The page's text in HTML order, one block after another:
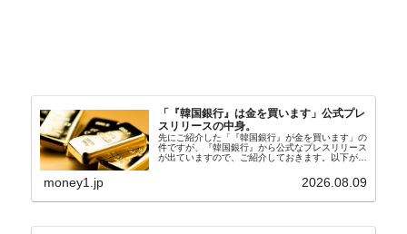
「『韓国銀行』は金を買います」公式プレ
スリリースの中身。
先にご紹介した「『韓国銀行』が金を買います」の
件ですが、『韓国銀行』から公式なプレスリリース
が出ていますので、ご紹介しておきます。以下が全
れ協力体制を構築□『韓国銀行』は、国内生産金の
money1.jp 2026.08.09